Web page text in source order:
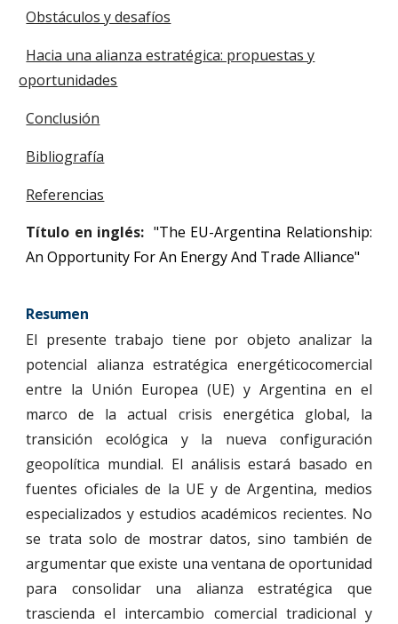
Obstáculos y desafíos
Hacia una alianza estratégica: propuestas y
oportunidades
Conclusión
Bibliografía
Referencias
Título en inglés: "The EU-Argentina Relationship:
An Opportunity For An Energy And Trade Alliance"
Resumen
El presente trabajo tiene por objeto analizar la
potencial alianza estratégica energéticocomercial
entre la Unión Europea (UE) y Argentina en el
marco de la actual crisis energética global, la
transición ecológica y la nueva configuración
geopolítica mundial. El análisis estará basado en
fuentes oficiales de la UE y de Argentina, medios
especializados y estudios académicos recientes. No
se trata solo de mostrar datos, sino también de
argumentar que existe una ventana de oportunidad
para consolidar una alianza estratégica que
trascienda el intercambio comercial tradicional y